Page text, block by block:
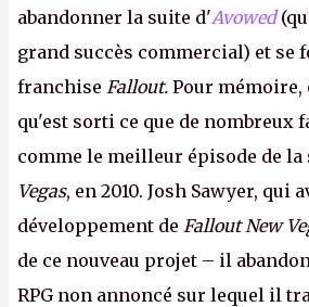
abandonner la suite d'Avowed
grand succès commercial) et se
franchise Fallout. Pour mémoire,
qu'est sorti ce que de nombreux
comme le meilleur épisode de la
Vegas, en 2010. Josh Sawyer, qui
développement de Fallout New
de ce nouveau projet – il
RPG non annoncé sur lequel il